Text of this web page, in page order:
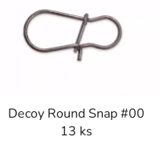
Decoy Round Snap #00
13 ks